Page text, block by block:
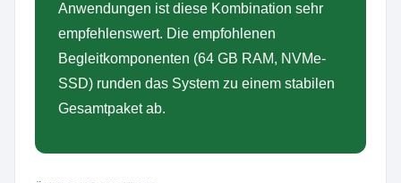
Anwendungen ist diese Kombination sehr
empfehlenswert. Die empfohlenen
Begleitkomponenten (64 GB RAM, NVMe-
SSD) runden das System zu einem stabilen
Gesamtpaket ab.